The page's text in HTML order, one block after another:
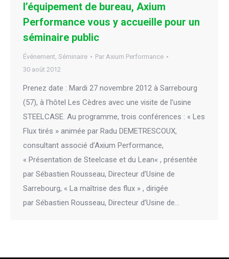
l’équipement de bureau, Axium
Performance vous y accueille pour un
séminaire public
Événement, Séminaire Par Axium Performance
30 août 2012
Prenez date : Mardi 27 novembre 2012 à Sarrebourg
(57), à l’hôtel Les Cèdres avec une visite de l’usine
STEELCASE. Au programme, trois conférences : « Les
Flux tirés » animée par Radu DEMETRESCOUX,
consultant associé d’Axium Performance,
« Présentation de Steelcase et du Lean« , présentée
par Sébastien Rousseau, Directeur d’Usine de
Sarrebourg, « La maîtrise des flux » , dirigée
par Sébastien Rousseau, Directeur d’Usine de…